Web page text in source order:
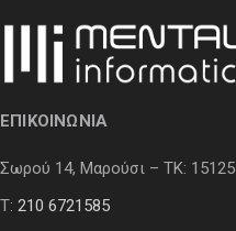
ΕΠΙΚΟΙΝΩΝΙΑ
Σωρού 14, Μαρούσι – ΤΚ: 15125
Τ: 210 6721585